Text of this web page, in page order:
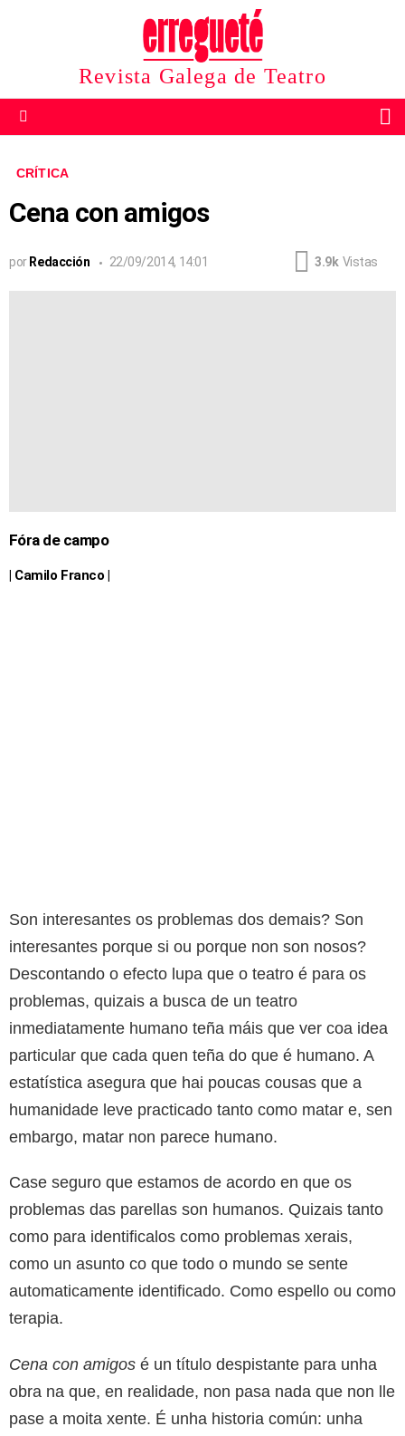
Revista Galega de Teatro
CRÍTICA
Cena con amigos
por Redacción 22/09/2014, 14:01 3.9k Vistas
Fóra de campo
| Camilo Franco |
Son interesantes os problemas dos demais? Son
interesantes porque si ou porque non son nosos?
Descontando o efecto lupa que o teatro é para os
problemas, quizais a busca de un teatro
inmediatamente humano teña máis que ver coa idea
particular que cada quen teña do que é humano. A
estatística asegura que hai poucas cousas que a
humanidade leve practicado tanto como matar e, sen
embargo, matar non parece humano.
Case seguro que estamos de acordo en que os
problemas das parellas son humanos. Quizais tanto
como para identificalos como problemas xerais,
como un asunto co que todo o mundo se sente
automaticamente identificado. Como espello ou como
terapia.
Cena con amigos é un título despistante para unha
obra na que, en realidade, non pasa nada que non lle
pase a moita xente. É unha historia común: unha